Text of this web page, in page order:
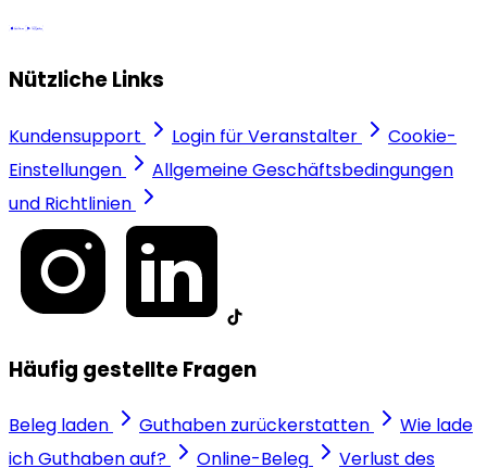
Nützliche Links
Kundensupport Login für Veranstalter
Cookie-
Einstellungen
Allgemeine Geschäftsbedingungen
und Richtlinien
Häufig gestellte Fragen
Beleg laden Guthaben zurückerstatten
Wie lade
ich Guthaben auf?
Online-Beleg Verlust des